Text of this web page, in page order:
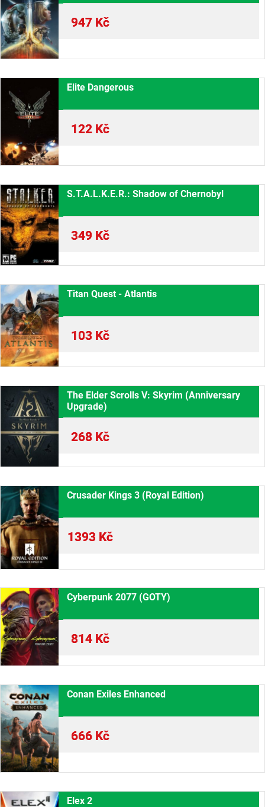
947 Kč
Elite Dangerous
122 Kč
S.T.A.L.K.E.R.: Shadow of Chernobyl
349 Kč
Titan Quest - Atlantis
103 Kč
The Elder Scrolls V: Skyrim (Anniversary
Upgrade)
268 Kč
Crusader Kings 3 (Royal Edition)
1393 Kč
Cyberpunk 2077 (GOTY)
814 Kč
Conan Exiles Enhanced
666 Kč
Elex 2